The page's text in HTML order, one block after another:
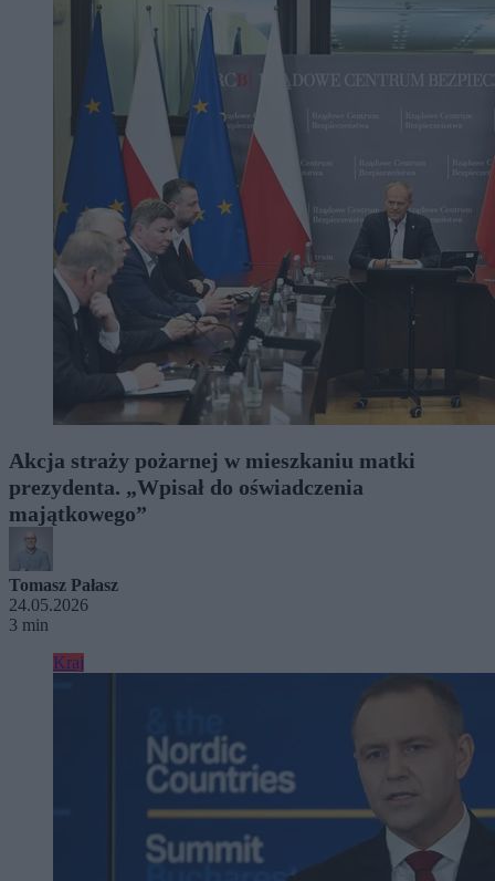
Akcja straży pożarnej w mieszkaniu matki
prezydenta. „Wpisał do oświadczenia
majątkowego”
Tomasz Pałasz
24.05.2026
3 min
Kraj